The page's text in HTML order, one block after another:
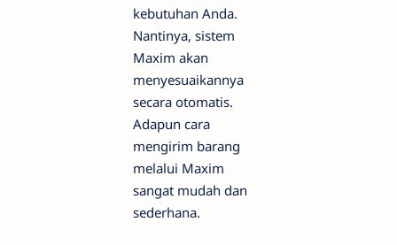
kebutuhan Anda.
Nantinya, sistem
Maxim akan
menyesuaikannya
secara otomatis.
Adapun cara
mengirim barang
melalui Maxim
sangat mudah dan
sederhana.